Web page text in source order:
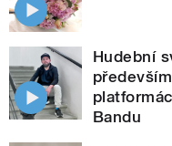
Hudební
Bandu